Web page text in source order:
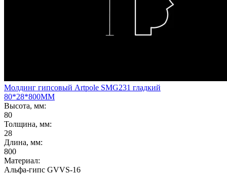
Молдинг гипсовый Artpole SMG231 гладкий
80*28*800ММ
Высота, мм:
80
Толщина, мм:
28
Длина, мм:
800
Материал:
Альфа-гипс GVVS-16